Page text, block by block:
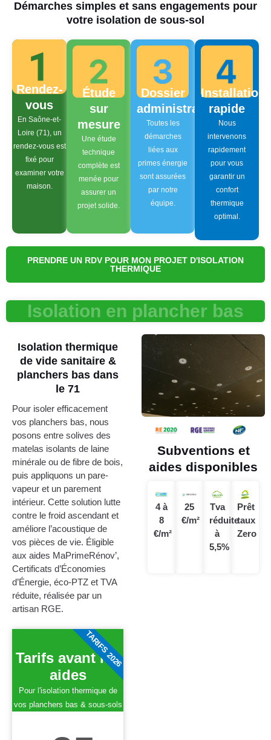
Démarches simples et sans engagements pour
votre isolation de sous-sol
Rendez-
vous
En Saône-et-
Loire (71), un
rendez-vous est
fixé pour
examiner votre
maison.
Étude
sur
mesure
Une étude
technique
complète est
menée pour
assurer un
projet solide.
Dossier
administratif
Toutes les
démarches
liées aux
primes énergie
sont assurées
par notre
équipe.
Installation
rapide
Nous
intervenons
rapidement
pour vous
garantir un
confort
thermique
optimal.
PRENDRE UN RDV POUR MON PROJET D'ISOLATION
THERMIQUE
Isolation en plancher bas
Isolation thermique
de vide sanitaire &
planchers bas dans
le 71
Pour isoler efficacement
vos planchers bas, nous
posons entre solives des
matelas isolants de laine
minérale ou de fibre de bois,
puis appliquons un pare-
vapeur et un parement
intérieur. Cette solution lutte
contre le froid ascendant et
améliore l’acoustique de
vos pièces de vie. Éligible
aux aides MaPrimeRénov’,
Certificats d’Économies
d’Énergie, éco-PTZ et TVA
réduite, réalisée par un
artisan RGE.
Tarifs avant les
aides
Pour l'isolation thermique de
vos planchers bas & sous-sols
TARIFS 2026
Subventions et
aides disponibles
4 à
8
€/m²
25
€/m²
Tva
réduite
à
5,5%
Prêt
taux
Zero